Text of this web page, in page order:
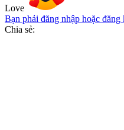
Love
Bạn phải đăng nhập hoặc
Chia sẻ: